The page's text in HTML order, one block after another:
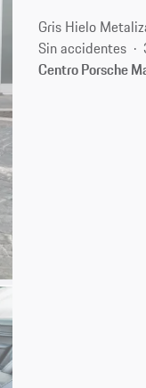
Gris Hielo
Sin accidentes
Centro Porsche